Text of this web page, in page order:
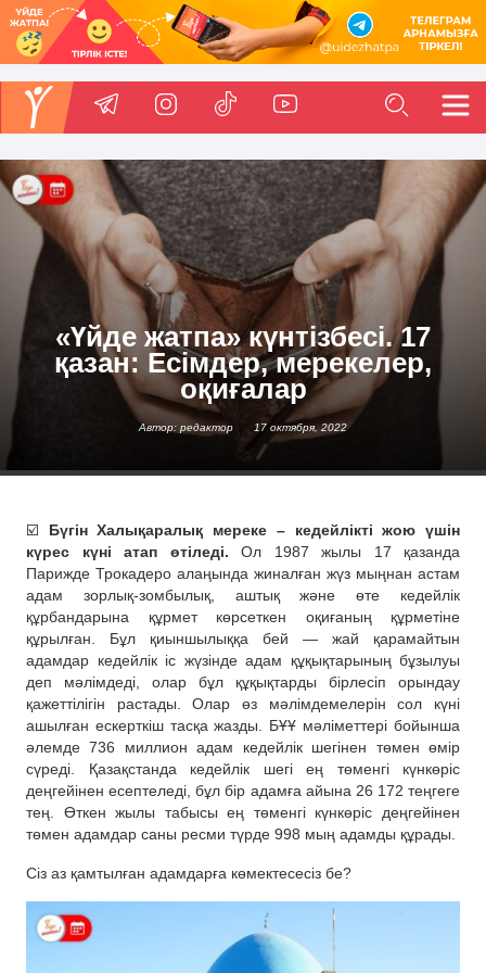
«Үйде жатпа» күнтізбесі. 17
қазан: Есімдер, мерекелер,
оқиғалар
Автор: редактор 17 октября, 2022
☑️ Бүгін Халықаралық мереке – кедейлікті жою үшін
күрес күні атап өтіледі. Ол 1987 жылы 17 қазанда
Парижде Трокадеро алаңында жиналған жүз мыңнан астам
адам зорлық-зомбылық, аштық жəне өте кедейлік
құрбандарына құрмет көрсеткен оқиғаның құрметіне
құрылған. Бұл қиыншылыққа бей — жай қарамайтын
адамдар кедейлік іс жүзінде адам құқықтарының бұзылуы
деп мəлімдеді, олар бұл құқықтарды бірлесіп орындау
қажеттілігін растады. Олар өз мəлімдемелерін сол күні
ашылған ескерткіш тасқа жазды. БҰҰ мəліметтері бойынша
əлемде 736 миллион адам кедейлік шегінен төмен өмір
сүреді. Қазақстанда кедейлік шегі ең төменгі күнкөріс
деңгейінен есептеледі, бұл бір адамға айына 26 172 теңгеге
тең. Өткен жылы табысы ең төменгі күнкөріс деңгейінен
төмен адамдар саны ресми түрде 998 мың адамды құрады.
Сіз аз қамтылған адамдарға көмектесесіз бе?